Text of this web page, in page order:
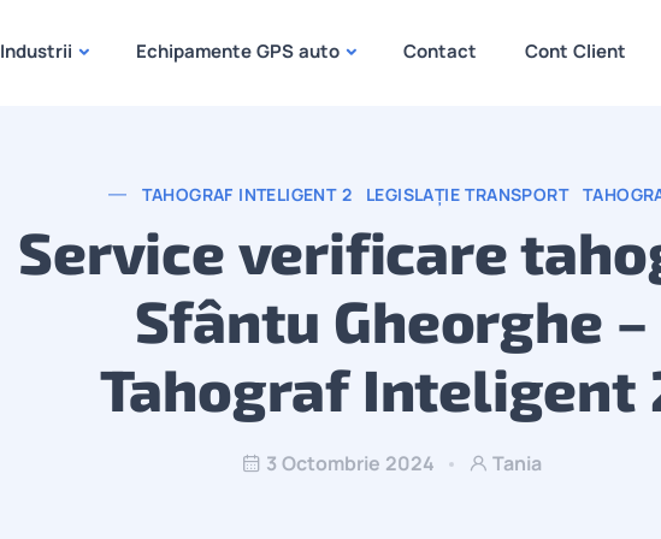
Industrii Echipamente GPS auto Contact Cont Client
TAHOGRAF INTELIGENT 2 LEGISLAȚIE TRANSPORT
Service verificare
Sfântu Gheorghe –
Tahograf Inteligent
3 Octombrie 2024 Tania